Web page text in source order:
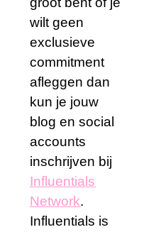
wilt geen
exclusieve
commitment
afleggen dan
kun je jouw
blog en social
accounts
inschrijven bij
Influentials
Network.
Influentials is